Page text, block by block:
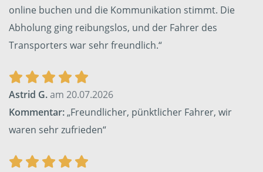
online buchen und die Kommunikation stimmt. Die
Abholung ging reibungslos, und der Fahrer des
Transporters war sehr freundlich.“
Astrid G.am 20.07.2026
Kommentar:„Freundlicher, pünktlicher Fahrer, wir
waren sehr zufrieden“